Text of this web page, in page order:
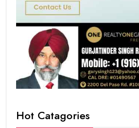
Hot Catagories